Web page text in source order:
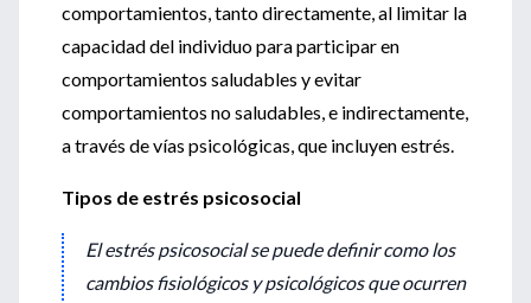
comportamientos, tanto directamente, al limitar la
capacidad del individuo para participar en
comportamientos saludables y evitar
comportamientos no saludables, e indirectamente,
a través de vías psicológicas, que incluyen estrés.
Tipos de estrés psicosocial
El estrés psicosocial se puede definir como los
cambios fisiológicos y psicológicos que ocurren